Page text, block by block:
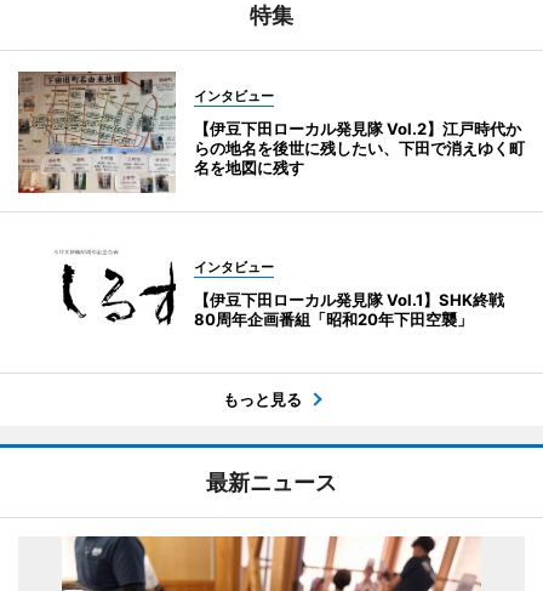
特集
インタビュー
【伊豆下田ローカル発見隊 Vol.2】江戸時代か
らの地名を後世に残したい、下田で消えゆく町
名を地図に残す
インタビュー
【伊豆下田ローカル発見隊 Vol.1】SHK終戦
80周年企画番組「昭和20年下田空襲」
もっと見る
最新ニュース